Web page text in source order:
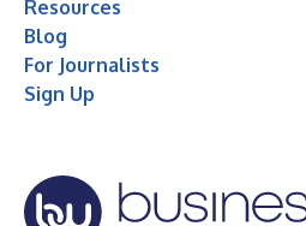
Resources
Blog
For Journalists
Sign Up